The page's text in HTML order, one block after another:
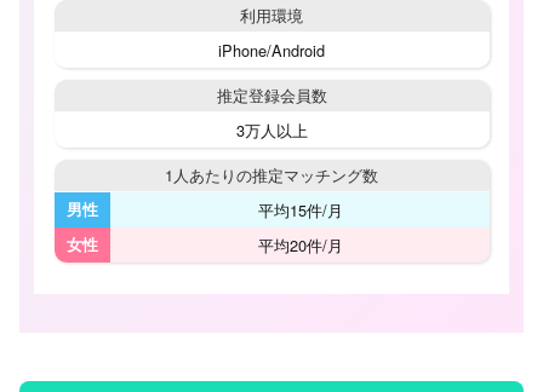
利用環境
iPhone/Android
推定登録会員数
3万人以上
1人あたりの推定マッチング数
男性 平均15件/月
女性 平均20件/月